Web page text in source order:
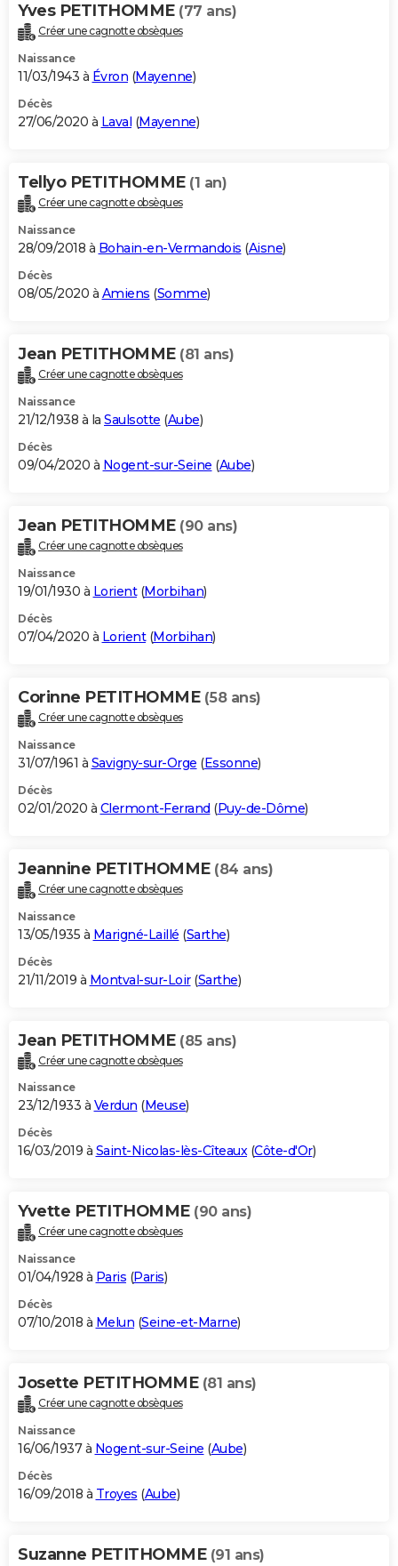
Yves PETITHOMME (77 ans)
Créer une cagnotte obsèques
Naissance
11/03/1943 à Évron (Mayenne)
Décès
27/06/2020 à Laval (Mayenne)
Tellyo PETITHOMME (1 an)
Créer une cagnotte obsèques
Naissance
28/09/2018 à Bohain-en-Vermandois (Aisne)
Décès
08/05/2020 à Amiens (Somme)
Jean PETITHOMME (81 ans)
Créer une cagnotte obsèques
Naissance
21/12/1938 à la Saulsotte (Aube)
Décès
09/04/2020 à Nogent-sur-Seine (Aube)
Jean PETITHOMME (90 ans)
Créer une cagnotte obsèques
Naissance
19/01/1930 à Lorient(Morbihan)
Décès
07/04/2020 à Lorient(Morbihan)
Corinne PETITHOMME (58 ans)
Créer une cagnotte obsèques
Naissance
31/07/1961 à Savigny-sur-Orge (Essonne)
Décès
02/01/2020 à Clermont-Ferrand (Puy-de-Dôme)
Jeannine PETITHOMME (84 ans)
Créer une cagnotte obsèques
Naissance
13/05/1935 à Marigné-Laillé (Sarthe)
Décès
21/11/2019 à Montval-sur-Loir(Sarthe)
Jean PETITHOMME (85 ans)
Créer une cagnotte obsèques
Naissance
23/12/1933 à Verdun (Meuse)
Décès
16/03/2019 à Saint-Nicolas-lès-Cîteaux(Côte-d'Or)
Yvette PETITHOMME (90 ans)
Créer une cagnotte obsèques
Naissance
01/04/1928 à Paris (Paris)
Décès
07/10/2018 à Melun (Seine-et-Marne)
Josette PETITHOMME (81 ans)
Créer une cagnotte obsèques
Naissance
16/06/1937 à Nogent-sur-Seine (Aube)
Décès
16/09/2018 à Troyes (Aube)
Suzanne PETITHOMME (91 ans)